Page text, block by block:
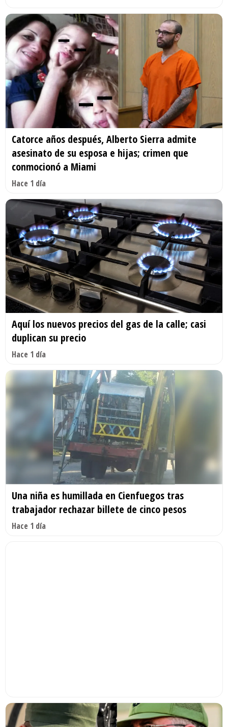
Catorce años después, Alberto Sierra admite
asesinato de su esposa e hijas; crimen que
conmocionó a Miami
Hace 1 día
Aquí los nuevos precios del gas de la calle; casi
duplican su precio
Hace 1 día
Una niña es humillada en Cienfuegos tras
trabajador rechazar billete de cinco pesos
Hace 1 día